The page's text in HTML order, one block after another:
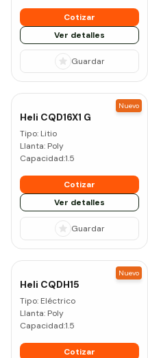
Cotizar
Ver detalles
Guardar
Heli CQD16X1 G
Tipo: Litio
Llanta: Poly
Capacidad:1.5
Cotizar
Ver detalles
Guardar
Nuevo
Heli CQDH15
Tipo: Eléctrico
Llanta: Poly
Capacidad:1.5
Cotizar
Nuevo